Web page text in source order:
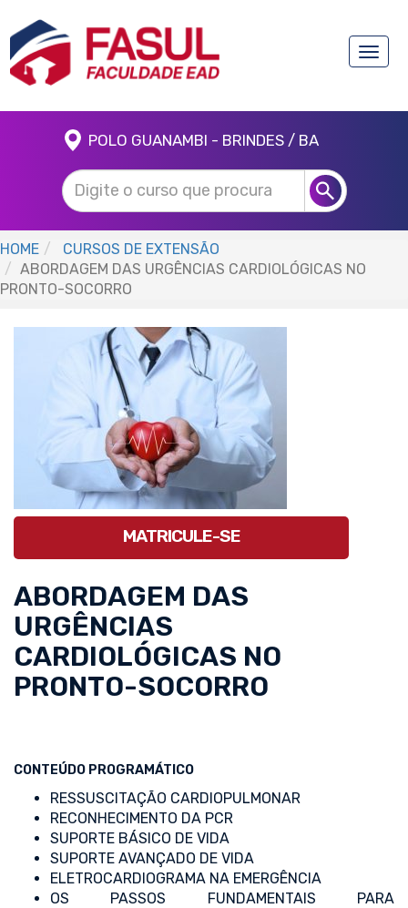
Toggle
POLO GUANAMBI - BRINDES / BA
HOME
CURSOS DE EXTENSÃO
ABORDAGEM DAS URGÊNCIAS CARDIOLÓGICAS NO
PRONTO-SOCORRO
MATRICULE-SE
ABORDAGEM DAS
URGÊNCIAS
CARDIOLÓGICAS NO
PRONTO-SOCORRO
CONTEÚDO PROGRAMÁTICO
RESSUSCITAÇÃO CARDIOPULMONAR
RECONHECIMENTO DA PCR
SUPORTE BÁSICO DE VIDA
SUPORTE AVANÇADO DE VIDA
ELETROCARDIOGRAMA NA EMERGÊNCIA
OS PASSOS FUNDAMENTAIS PARA